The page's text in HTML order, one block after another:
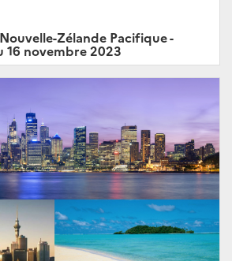
Zélande Pacifique -
16 novembre 2023